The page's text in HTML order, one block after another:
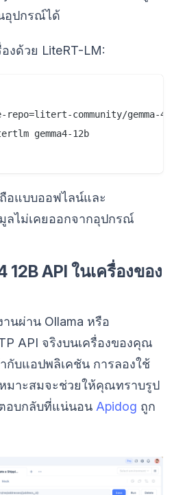
อุปกรณ์ได้
งด้วย LiteRT-LM:
repo=litert-community/gemma-
gemma4-12b
อแบบออฟไลน์และ
ลไม่เคยออกจากอุปกรณ์
API ในเครื่องของ
านผ่าน Ollama หรือ
API จริงบนเครื่องของคุณ
บแอปพลิเคชัน การลองใช้
มาะสมจะช่วยให้คุณทราบรูป
อบกลับที่แน่นอน Apidog ถูก